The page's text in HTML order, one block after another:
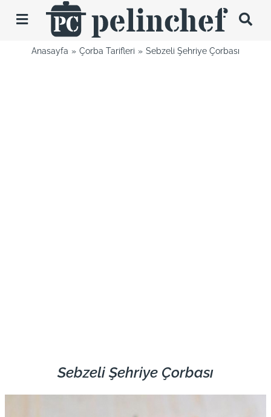
Toggle
Navigation
Tarifler
Anasayfa Çorba Tarifleri Sebzeli Şehriye Çorbası
Sebzeli Şehriye Çorbası